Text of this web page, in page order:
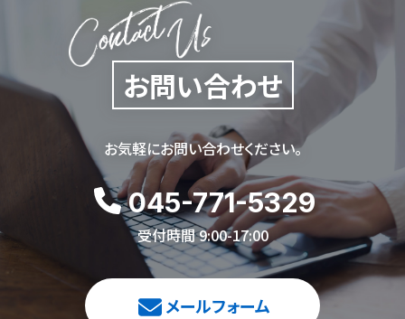
お問い合わせ
お気軽にお問い合わせください。
045-771-5329
受付時間 9:00-17:00
メールフォーム